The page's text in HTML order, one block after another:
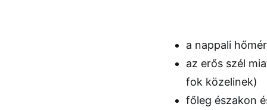
a nappali
az erős szél
fok közelinek)
főleg északon